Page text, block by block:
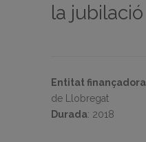
la jubilació
Entitat finançadora
de Llobregat
Durada: 2018